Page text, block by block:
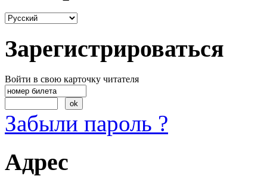
Зарегистрироваться
Войти в свою карточку читателя
Забыли пароль ?
Адрес